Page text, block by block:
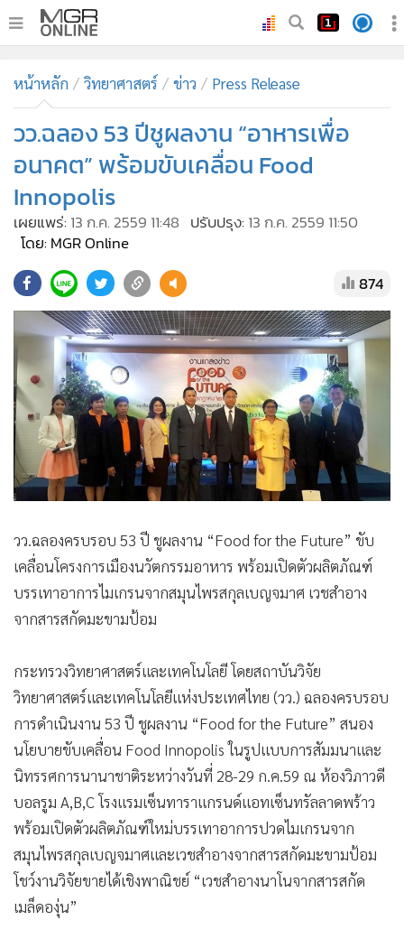
ทันเหตุการณ์
• ภาคใต้
• บันเทิง
ผู้จัดการรายวัน
• ละคร
CbizReview
Cyber BIZ
•
ผู้จัดกวน
• Good health & Well-being
•
Green Innovation & SD
•
Management & HR
• MGR Live
• การเมือง
• ท่องเที่ยว
• กีฬา
• ต่างประเทศ
เศรษฐกิจ-ธุรกิจ
ชุมชน-คุณภาพชีวิต
• อาชญากรรม
• Motoring
• เกม
• วิทยาศาสตร์
• SMEs
• หุ้น
หน้าหลัก วิทยาศาสตร์ ข่าว Press Release
วว.ฉลอง 53 ปีชูผลงาน “อาหารเพื่อ
อนาคต” พร้อมขับเคลื่อน Food
Innopolis
เผยแพร่: 13 ก.ค. 2559 11:48 ปรับปรุง: 13 ก.ค. 2559 11:50
โดย: MGR Online
874
วว.ฉลองครบรอบ 53 ปี ชูผลงาน “Food for the Future” ขับ
เคลื่อนโครงการเมืองนวัตกรรมอาหาร พร้อมเปิดตัวผลิตภัณฑ์
บรรเทาอาการไมเกรนจากสมุนไพรสกุลเบญจมาศ เวชสำอาง
จากสารสกัดมะขามป้อม
กระทรวงวิทยาศาสตร์และเทคโนโลยี โดยสถาบันวิจัย
วิทยาศาสตร์และเทคโนโลยีแห่งประเทศไทย (วว.) ฉลองครบรอบ
การดำเนินงาน 53 ปี ชูผลงาน “Food for the Future” สนอง
นโยบายขับเคลื่อน Food Innopolis ในรูปแบบการสัมมนาและ
นิทรรศการนานาชาติระหว่างวันที่ 28-29 ก.ค.59 ณ ห้องวิภาวดี
บอลรูม A,B,C โรงแรมเซ็นทาราแกรนด์แอทเซ็นทรัลลาดพร้าว
พร้อมเปิดตัวผลิตภัณฑ์ใหม่บรรเทาอาการปวดไมเกรนจาก
สมุนไพรสกุลเบญจมาศและเวชสำอางจากสารสกัดมะขามป้อม
โชว์งานวิจัยขายได้เชิงพาณิชย์ “เวชสำอางนาโนจากสารสกัด
เมล็ดองุ่น”